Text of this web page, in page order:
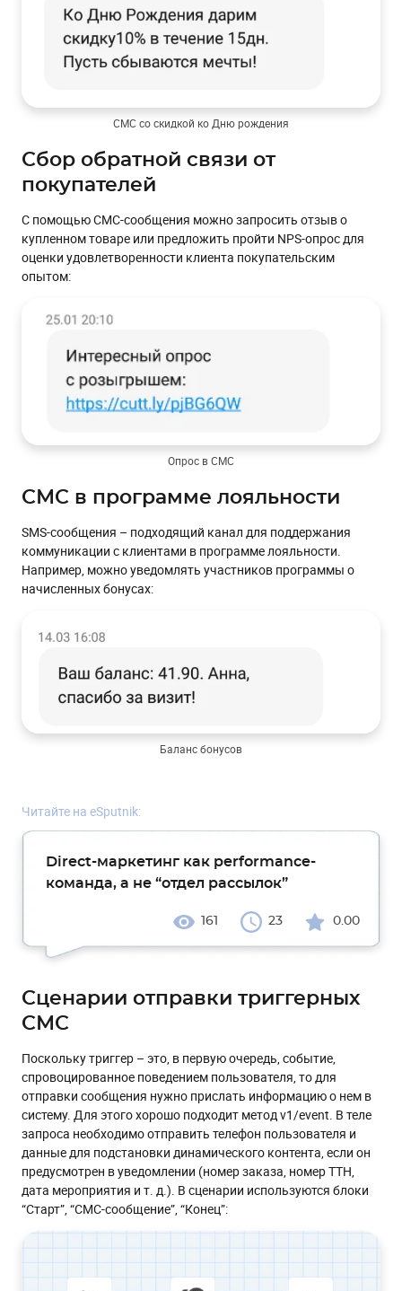
СМС со скидкой ко Дню рождения
Сбор обратной связи от
покупателей
С помощью СМС-сообщения можно запросить отзыв о
купленном товаре или предложить пройти NPS-опрос для
оценки удовлетворенности клиента покупательским
опытом:
Опрос в СМС
СМС в программе лояльности
SMS-сообщения – подходящий канал для поддержания
коммуникации с клиентами в программе лояльности.
Например, можно уведомлять участников программы о
начисленных бонусах:
Баланс бонусов
Читайте на eSputnik:
Direct-маркетинг как performance-
команда, а не “отдел рассылок”
161 23 0.00
Сценарии отправки триггерных
СМС
Поскольку триггер – это, в первую очередь, событие,
спровоцированное поведением пользователя, то для
отправки сообщения нужно прислать информацию о нем в
систему. Для этого хорошо подходит метод v1/event. В теле
запроса необходимо отправить телефон пользователя и
данные для подстановки динамического контента, если он
предусмотрен в уведомлении (номер заказа, номер ТТН,
дата мероприятия и т. д.). В сценарии используются блоки
“Старт”, “СМС-сообщение”, “Конец”: